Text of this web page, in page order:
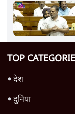
TOP
देश
दुनिया